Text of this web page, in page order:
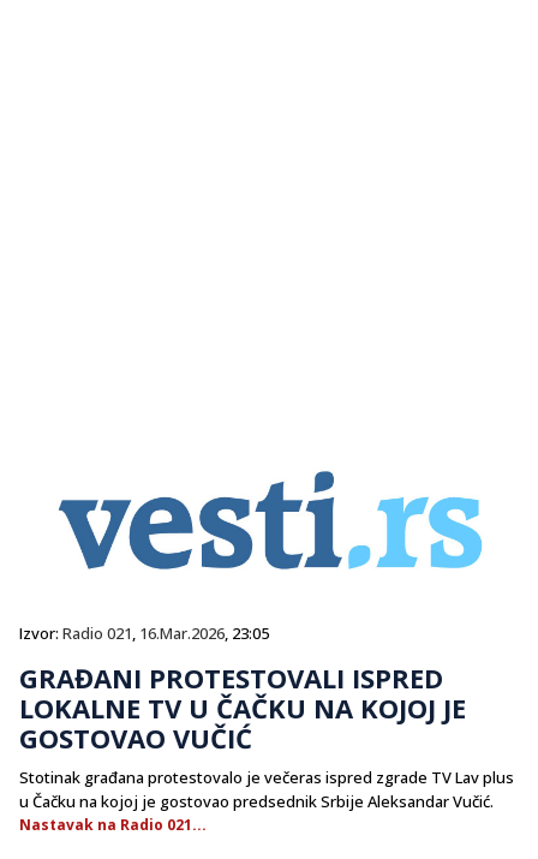
Izvor: Radio 021, 16.Mar.2026, 23:05
GRAĐANI PROTESTOVALI ISPRED
LOKALNE TV U ČAČKU NA KOJOJ JE
GOSTOVAO VUČIĆ
Stotinak građana protestovalo je večeras ispred zgrade TV Lav plus
u Čačku na kojoj je gostovao predsednik Srbije Aleksandar Vučić.
Nastavak na Radio 021...